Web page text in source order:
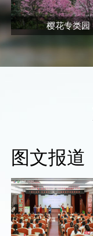
樱花专类园
图文报道